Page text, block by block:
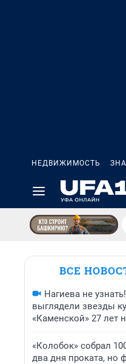
НЕДВИЖИМОСТЬ
ВСЕ
Нагиева не
выглядели звезды
«Каменской» 27 лет
«Колобок» собрал
два дня проката, но